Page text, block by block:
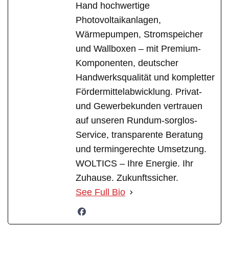
Hand hochwertige
Photovoltaikanlagen,
Wärmepumpen, Stromspeicher
und Wallboxen – mit Premium-
Komponenten, deutscher
Handwerksqualität und kompletter
Fördermittelabwicklung. Privat-
und Gewerbekunden vertrauen
auf unseren Rundum-sorglos-
Service, transparente Beratung
und termingerechte Umsetzung.
WOLTICS – Ihre Energie. Ihr
Zuhause. Zukunftssicher.
See Full Bio